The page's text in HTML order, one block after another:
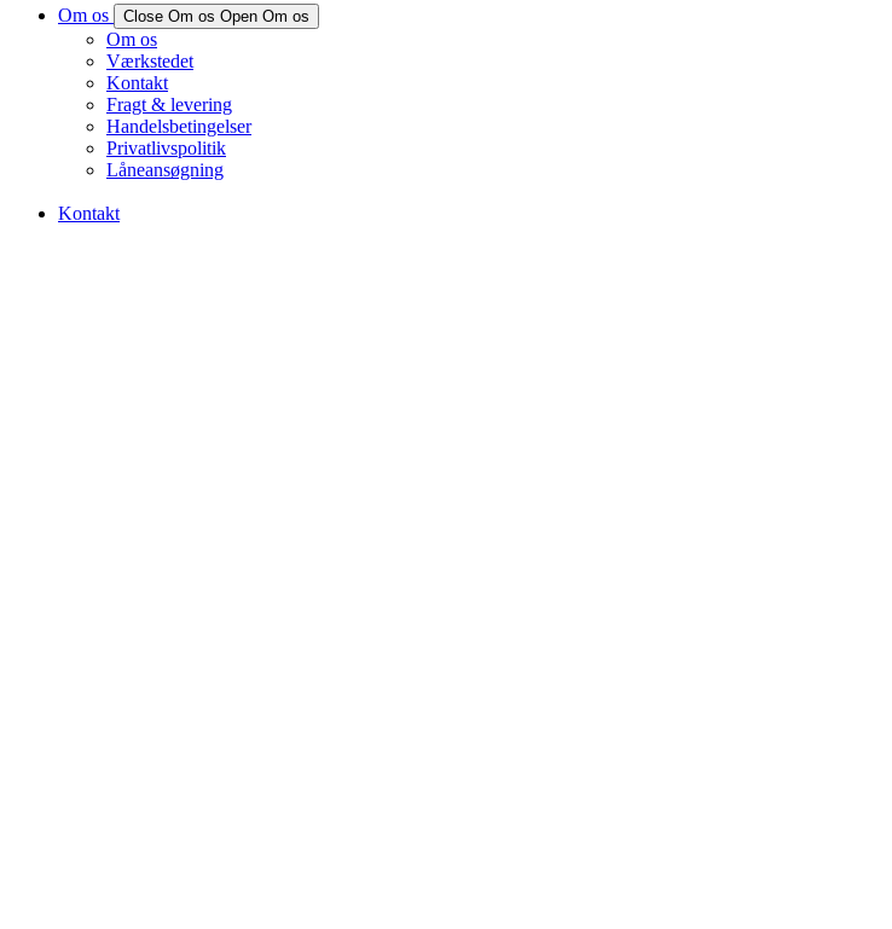
Om os Close Om os Open Om os
Om os
Værkstedet
Kontakt
Fragt & levering
Handelsbetingelser
Privatlivspolitik
Låneansøgning
Kontakt